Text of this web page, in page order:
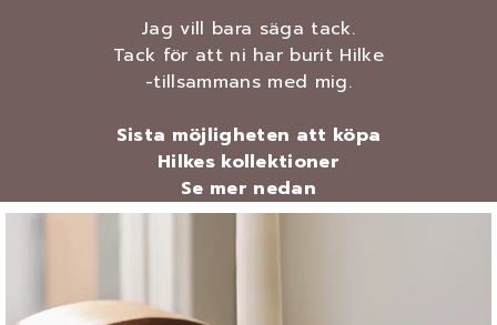
Jag vill bara säga tack.
Tack för att ni har burit Hilke
-tillsammans med mig.
Sista möjligheten att köpa
Hilkes kollektioner
Se mer nedan